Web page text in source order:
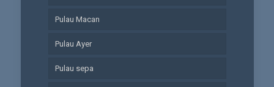
Pulau Macan
Pulau Ayer
Pulau sepa